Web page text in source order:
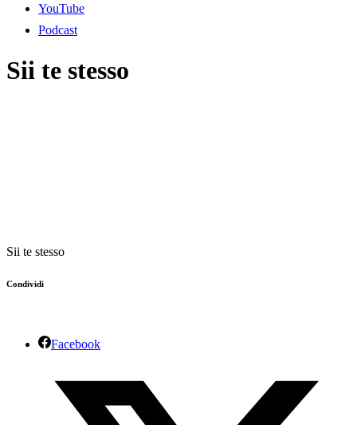
YouTube
Podcast
Sii te stesso
Sii te stesso
Condividi
Facebook